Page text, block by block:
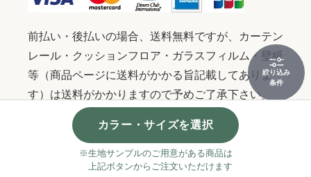
絞り込み
条件
カラー・サイズを選択
※生地サンプルのご用意がある商品は
上記ボタンからご注文いただけます
前払い・後払いの場合、送料無料ですが、カーテン
レール・クッションフロア・ガラスフィルム・壁紙
等（商品ページに送料がかかる旨記載してありま
す）は送料がかかりますので予めご了承下さい。
またご注文者様と振込名義人が違う場合は、入金確
認が取れなく発送が遅れる原因になりますので必ず
ご連絡下さい。
詳細は商品ページ、またはカートにてご確認くださ